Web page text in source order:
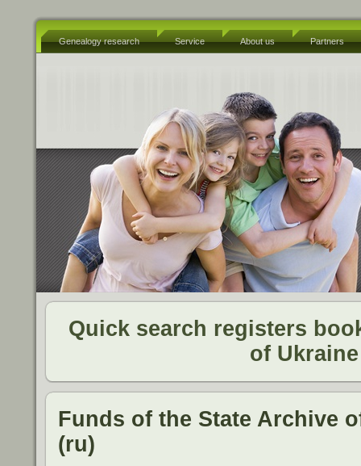
Genealogy research Service About us Partners
Quick search registers
of Ukraine
Funds of the State Archive
(ru)